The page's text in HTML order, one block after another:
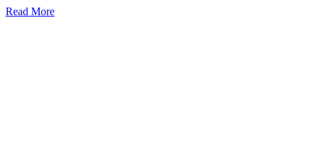
Read Moreabout